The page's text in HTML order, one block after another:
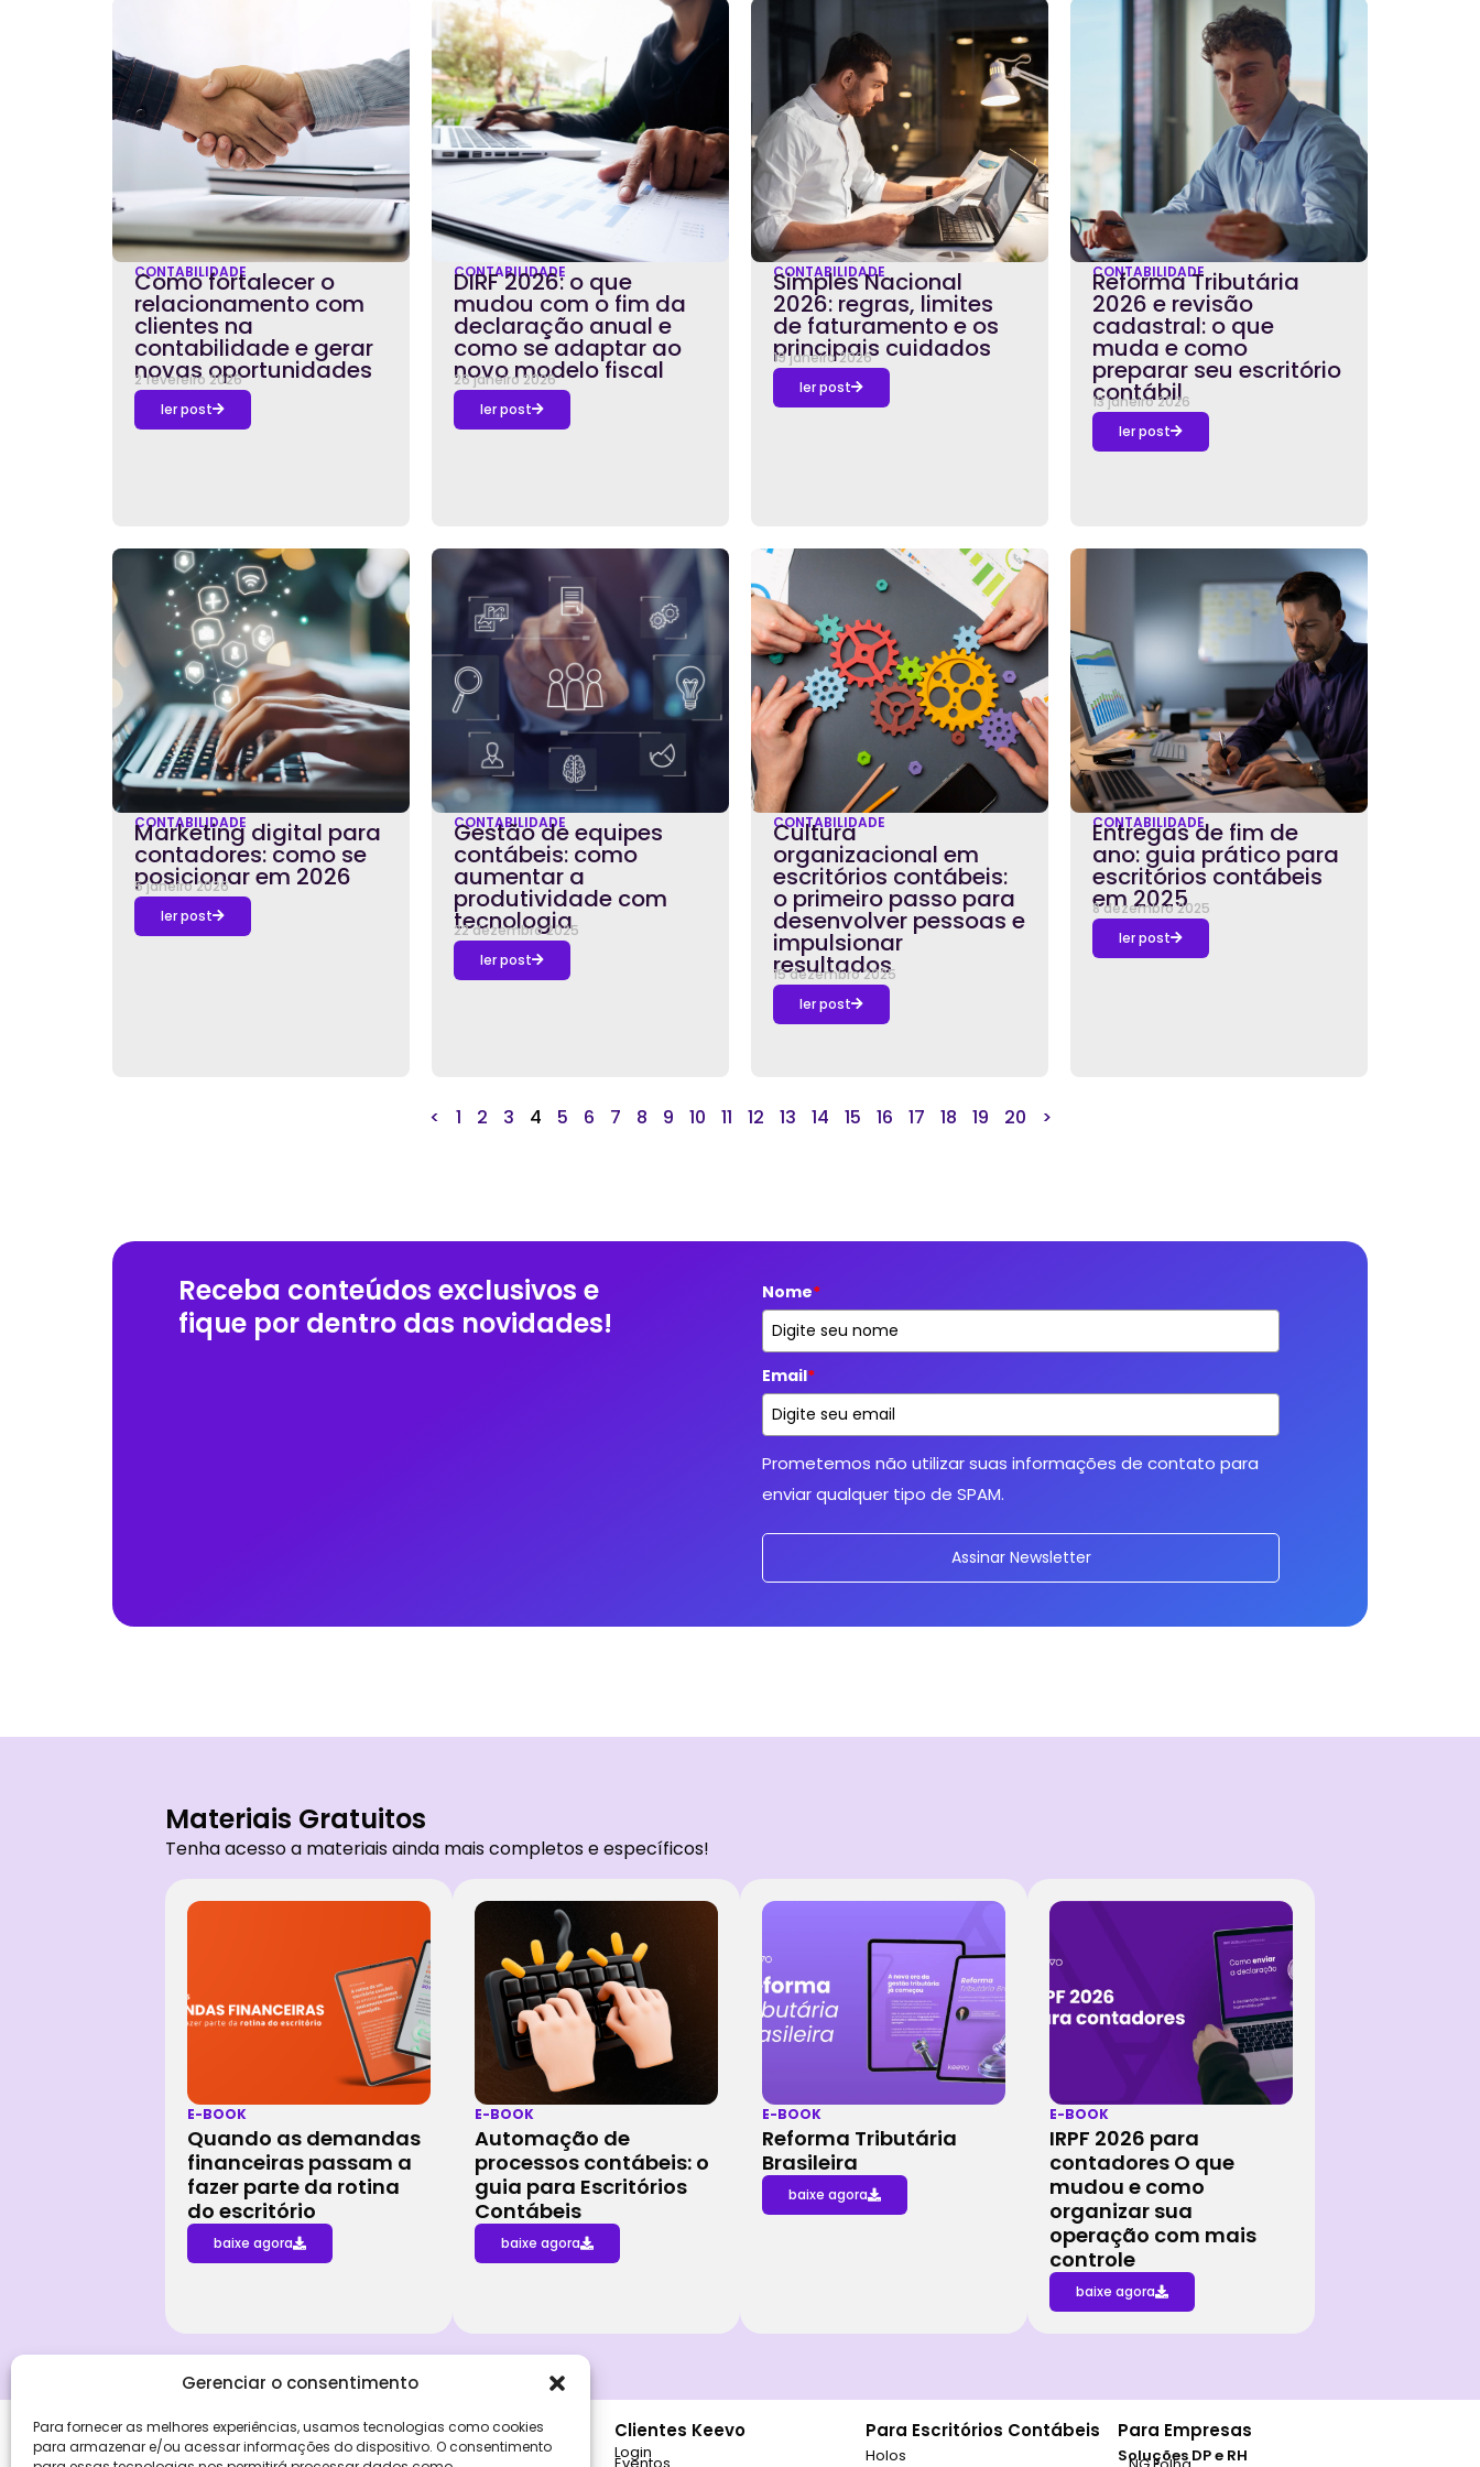
Gerenciar o consentimento
Para fornecer as melhores experiências, usamos tecnologias como cookies
para armazenar e/ou acessar informações do dispositivo. O consentimento
CONTABILIDADE
Como fortalecer o
relacionamento com
clientes na
contabilidade e gerar
novas oportunidades
2 fevereiro 2026
ler post
CONTABILIDADE
DIRF 2026: o que
mudou com o fim da
declaração anual e
como se adaptar ao
novo modelo fiscal
26 janeiro 2026
ler post
CONTABILIDADE
Simples Nacional
2026: regras, limites
de faturamento e os
principais cuidados
19 janeiro 2026
ler post
CONTABILIDADE
Reforma Tributária
2026 e revisão
cadastral: o que
muda e como
preparar seu escritório
contábil
13 janeiro 2026
ler post
CONTABILIDADE
Marketing digital para
contadores: como se
posicionar em 2026
5 janeiro 2026
ler post
CONTABILIDADE
Gestão de equipes
contábeis: como
aumentar a
produtividade com
tecnologia
22 dezembro 2025
ler post
CONTABILIDADE
Cultura
organizacional em
escritórios contábeis:
o primeiro passo para
desenvolver pessoas e
impulsionar
resultados
15 dezembro 2025
ler post
CONTABILIDADE
Entregas de fim de
ano: guia prático para
escritórios contábeis
em 2025
8 dezembro 2025
ler post
< 1 2 3 4 5 6 7 8 9 10 11 12 13 14 15 16 17 18 19 20 >
Receba conteúdos exclusivos e
fique por dentro das novidades!
Nome*
Email*
Prometemos não utilizar suas informações de contato para
enviar qualquer tipo de SPAM.
Assinar Newsletter
Materiais Gratuitos
Tenha acesso a materiais ainda mais completos e específicos!
E-BOOK
Quando as demandas
financeiras passam a
fazer parte da rotina
do escritório
baixe agora
E-BOOK
Automação de
processos contábeis: o
guia para Escritórios
Contábeis
baixe agora
E-BOOK
Reforma Tributária
Brasileira
baixe agora
E-BOOK
IRPF 2026 para
contadores O que
mudou e como
organizar sua
operação com mais
controle
baixe agora
Institucional
Sobre Nós
Clientes Keevo
Login
Para Escritórios Contábeis
Holos
Para Empresas
Soluções DP e RH